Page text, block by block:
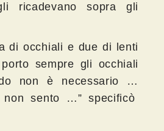
ricadevano sopra gli
di occhiali e due di lenti
sempre gli occhiali
non è necessario …
non sento …” specificò